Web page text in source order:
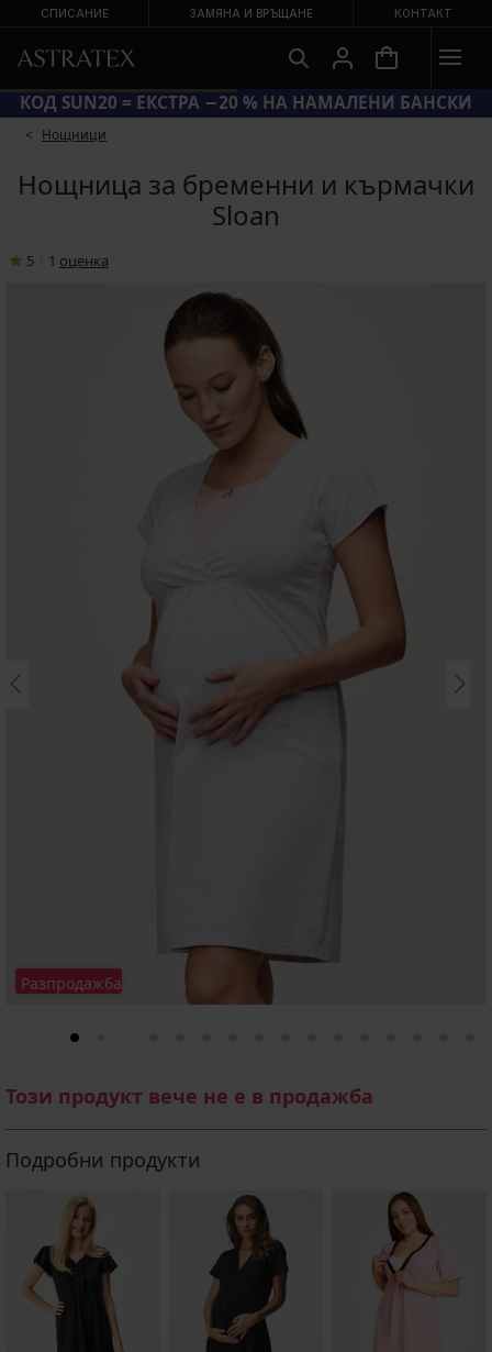
СПИСАНИЕ ЗАМЯНА И ВРЪЩАНЕ КОНТАКТ
КОД SUN20 = ЕКСТРА −20 % НА НАМАЛЕНИ БАНСКИ
Hощници
Нощница за бременни и кърмачки
Sloan
5 1 oценка
Разпродажба
Този продукт вече не е в продажба
Подробни продукти